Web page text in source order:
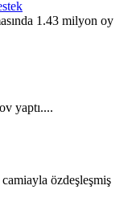
1.43 milyon oy
yaptı....
özdeşleşmiş